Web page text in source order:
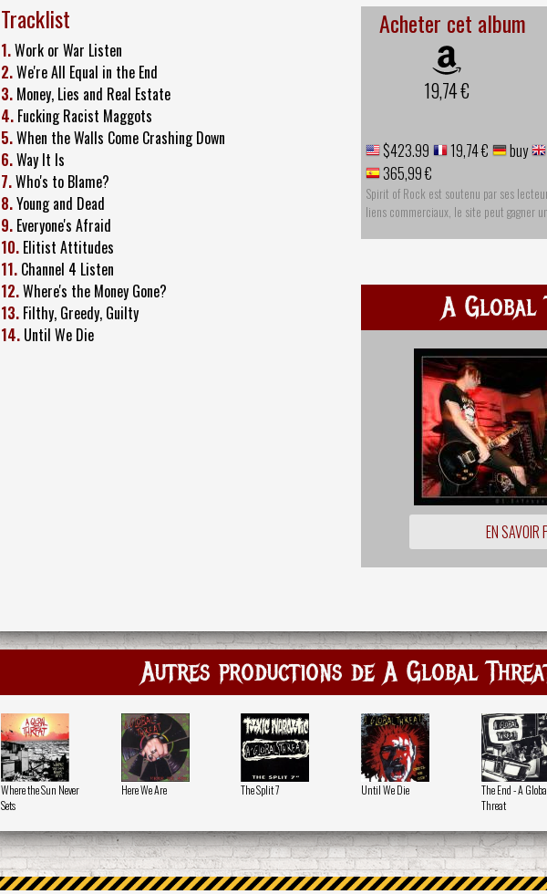
Tracklist
1.Work or War Listen
2.We're All Equal in the End
3. Money, Lies and Real Estate
4. Fucking Racist Maggots
5.When the Walls Come Crashing Down
6.Way It Is
7.Who's to Blame?
8.Young and Dead
9. Everyone's Afraid
10. Elitist Attitudes
11. Channel 4 Listen
12.Where's the Money Gone?
13. Filthy, Greedy, Guilty
14. Until We Die
Acheter cet album
19,74 €
$423.99 19,74 € buy
365,99 €
Spirit of Rock est soutenu par ses
liens commerciaux, le site peut gagner
A Global
EN SAVOIR
Autres productions de A Global
Where the Sun Never
Sets
Here We Are The Split 7 Until We Die
The End - A
Threat